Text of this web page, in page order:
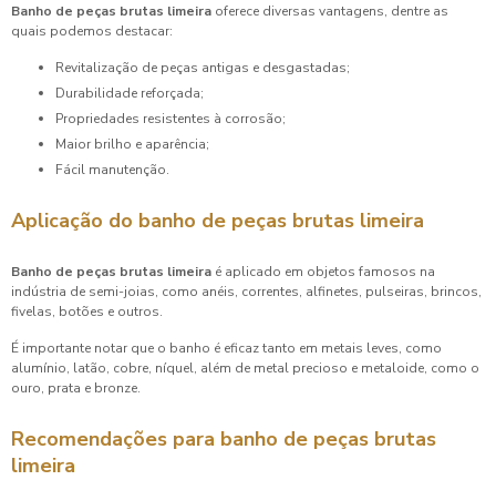
Banho de peças brutas limeira oferece diversas vantagens, dentre as
quais podemos destacar:
Revitalização de peças antigas e desgastadas;
Durabilidade reforçada;
Propriedades resistentes à corrosão;
Maior brilho e aparência;
Fácil manutenção.
Aplicação do banho de peças brutas limeira
Banho de peças brutas limeira é aplicado em objetos famosos na
indústria de semi-joias, como anéis, correntes, alfinetes, pulseiras, brincos,
fivelas, botões e outros.
É importante notar que o banho é eficaz tanto em metais leves, como
alumínio, latão, cobre, níquel, além de metal precioso e metaloide, como o
ouro, prata e bronze.
Recomendações para banho de peças brutas
limeira